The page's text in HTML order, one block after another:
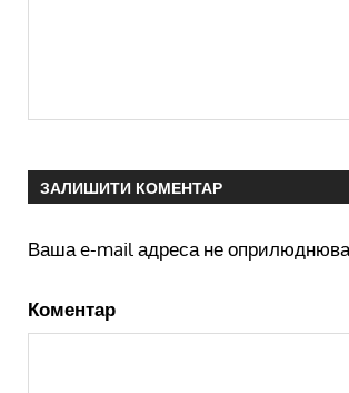
ЗАЛИШИТИ КОМЕНТАР
Ваша e-mail адреса не
Коментар